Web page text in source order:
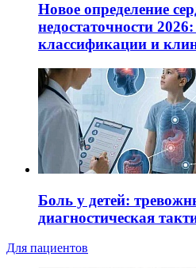
Новое определение
недостаточности
классификации и
Боль у детей:
диагностическая
Для пациентов